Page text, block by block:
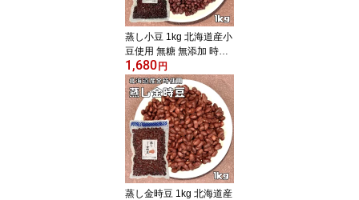
蒸し小豆 1kg 北海道産小
豆使用 無糖 無添加 時短
ゆであずき 簡単便利 業
務用 国産 国内産 和菓子
材料 徳用 煮豆 あずき 豆
類
1,680円
蒸し金時豆 1kg 北海道産